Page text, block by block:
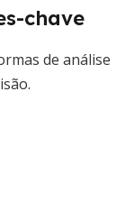
chave
de análise